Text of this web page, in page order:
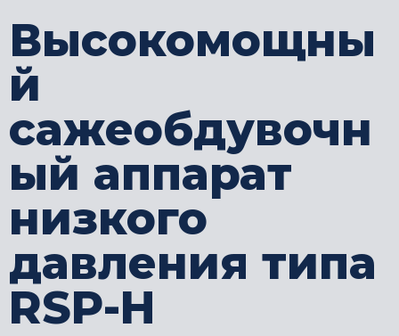
Высокомощны
й
сажеобдувочн
ый аппарат
низкого
давления типа
RSP-H